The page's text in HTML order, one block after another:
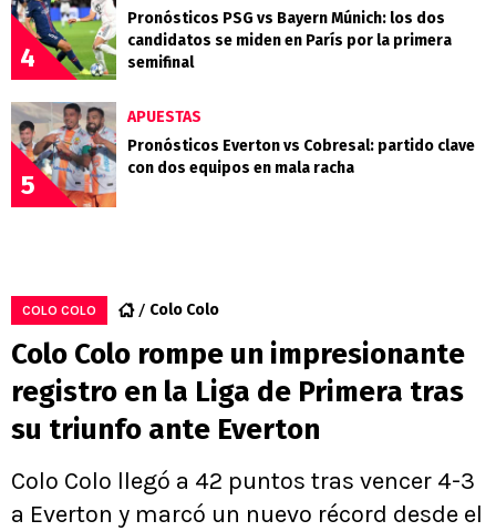
4
Pronósticos PSG vs Bayern Múnich: los dos
candidatos se miden en París por la primera
semifinal
5
APUESTAS
Pronósticos Everton vs Cobresal: partido clave
con dos equipos en mala racha
COLO COLO Colo Colo
Colo Colo rompe un impresionante
registro en la Liga de Primera tras
su triunfo ante Everton
Colo Colo llegó a 42 puntos tras vencer 4-3
a Everton y marcó un nuevo récord desde el